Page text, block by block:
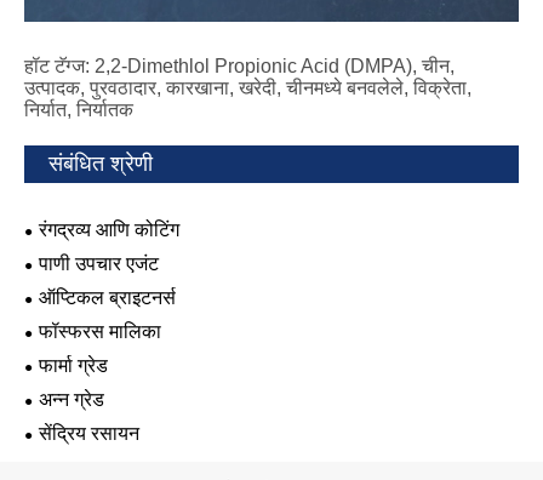
हॉट टॅग्ज: 2,2-Dimethlol Propionic Acid (DMPA), चीन,
उत्पादक, पुरवठादार, कारखाना, खरेदी, चीनमध्ये बनवलेले, विक्रेता,
निर्यात, निर्यातक
संबंधित श्रेणी
रंगद्रव्य आणि कोटिंग
पाणी उपचार एजंट
ऑप्टिकल ब्राइटनर्स
फॉस्फरस मालिका
फार्मा ग्रेड
अन्न ग्रेड
सेंद्रिय रसायन